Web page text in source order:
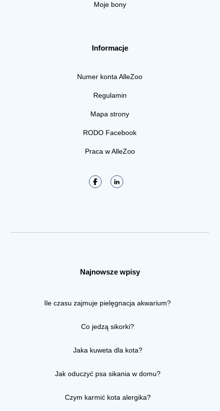
Moje bony
Informacje
Numer konta AlleZoo
Regulamin
Mapa strony
RODO Facebook
Praca w AlleZoo
Najnowsze wpisy
Ile czasu zajmuje pielęgnacja akwarium?
Co jedzą sikorki?
Jaka kuweta dla kota?
Jak oduczyć psa sikania w domu?
Czym karmić kota alergika?